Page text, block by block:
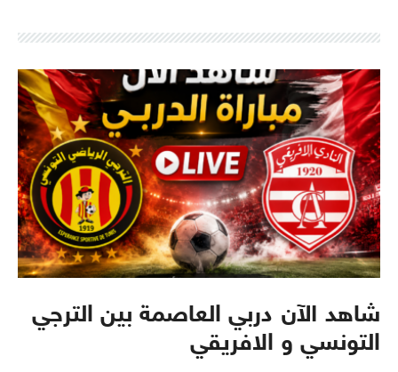
شاهد الآن دربي العاصمة بين الترجي
التونسي و الافريقي